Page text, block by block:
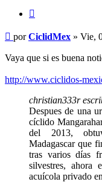
Mensaje
porCiclidMex » Vie,
Vaya que si es buena
http://www.ciclidos-
christian333r
Despues de una
cíclido
del 2013,
Madagascar que
tras varios días
silvestres, ahora
acuícola privado